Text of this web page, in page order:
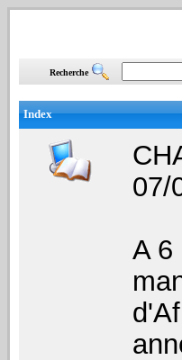
Recherche
Index
07/
A 6